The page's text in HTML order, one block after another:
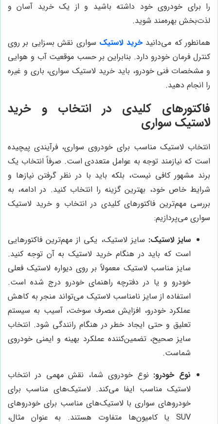
را برای خودروی خود داشته باشید و از یک خرید آسان و
لذت‌بخش بهره‌مند شوید.
همانطور که می‌دانیدخرید لاستیک سواری نقش بسزایی بر روی
کنترل فرمان خودرو دارد. بنابراین بر حسب موقعیت آب و هوایی
و مشخصات فنی خودرو، باید خرید لاستیک سواری، باری و غیره
را انجام دهید.
فاکتورهای کلیدی در انتخاب و خرید
لاستیک سواری
انتخاب لاستیک مناسب برای خودروی سواری، فرآیندی پیچیده
است که نیازمند توجه به عوامل متعددی است. صرفاً انتخاب یک
برند مشهور کافی نیست، بلکه باید با در نظر گرفتن نیازها و
شرایط خاص خود، بهترین گزینه را انتخاب کنید. در ادامه، به
بررسی مهم‌ترین فاکتورهای کلیدی در انتخاب و خرید لاستیک
سواری می‌پردازیم:
سایز لاستیک: سایز لاستیک، یکی از مهم‌ترین فاکتورهایی
است که باید در هنگام خرید لاستیک به آن توجه کنید.
سایز مناسب لاستیک معمولاً بر روی دیواره لاستیک فعلی
خودرو و یا در دفترچه راهنمای خودرو درج شده است.
استفاده از سایز نامناسب لاستیک می‌تواند منجر به کاهش
عملکرد خودرو، افزایش مصرف سوخت، آسیب به سیستم
تعلیق و حتی ایجاد خطر در هنگام رانندگی شود. انتخاب
سایز صحیح، تضمین‌کننده عملکرد بهینه و ایمنی خودروی
شماست.
نوع خودرو: نوع خودروی شما، نقش مهمی در انتخاب
لاستیک مناسب ایفا می‌کند. لاستیک‌های مناسب برای
خودروهای سواری با لاستیک‌های مناسب برای خودروهای
SUV یا کامیون‌ها متفاوت هستند. به عنوان مثال،